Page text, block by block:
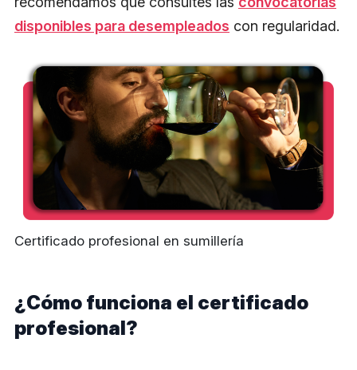
disponibles para desempleados con regularidad.
Certificado profesional en sumillería
¿Cómo funciona el certificado
profesional?